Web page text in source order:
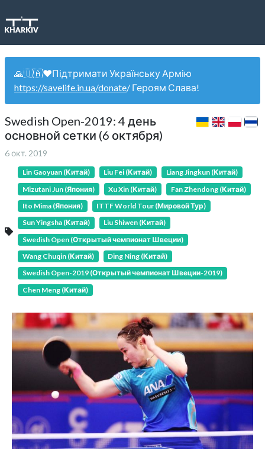
🙏🇺🇦❤️Підтримати Українську Армію
https://savelife.in.ua/donate/ Героям Слава!
Swedish Open-2019: 4 день
основной сетки (6 октября)
6 окт. 2019
Lin Gaoyuan (Китай) Liu Fei (Китай)
Liang Jingkun (Китай)
Mizutani Jun (Япония)
Xu Xin (Китай)
Fan Zhendong (Китай)
Ito Mima (Япония)
ITTF World Tour (Мировой Тур)
Sun Yingsha (Китай)
Liu Shiwen (Китай)
Swedish Open (Открытый чемпионат Швеции)
Wang Chuqin (Китай)
Ding Ning (Китай)
Swedish Open-2019 (Открытый чемпионат Швеции-2019)
Chen Meng (Китай)